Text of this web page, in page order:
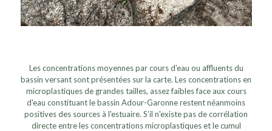
Les concentrations moyennes par cours d’eau ou affluents du
bassin versant sont présentées sur la carte. Les concentrations en
microplastiques de grandes tailles, assez faibles face aux cours
d'eau constituant le bassin Adour-Garonne restent néanmoins
positives des sources à l'estuaire. S’il n'existe pas de corrélation
directe entre les concentrations microplastiques et le cumul